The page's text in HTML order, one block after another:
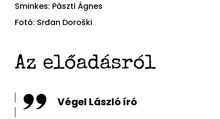
Sminkes: Pászti Ágnes
Fotó: Srđan Doroški
Az előadásról
Végel László író